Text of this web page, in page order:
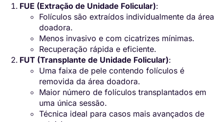
FUE (Extração de Unidade Folicular):
Folículos são extraídos individualmente da área
doadora.
Menos invasivo e com cicatrizes mínimas.
Recuperação rápida e eficiente.
FUT (Transplante de Unidade Folicular):
Uma faixa de pele contendo folículos é
removida da área doadora.
Maior número de folículos transplantados em
uma única sessão.
Técnica ideal para casos mais avançados de